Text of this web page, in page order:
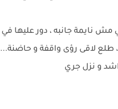
نايمة جانبه ، دور عليها في
طلع لاقى رؤى واقفة و حاضنة...
و نزل جري